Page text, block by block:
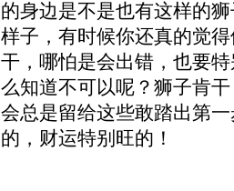
的身边是不是也有这样的
样子，有时候你还真的觉
干，哪怕是会出错，也要
么知道不可以呢？狮子肯
会总是留给这些敢踏出第
的，财运特别旺的！